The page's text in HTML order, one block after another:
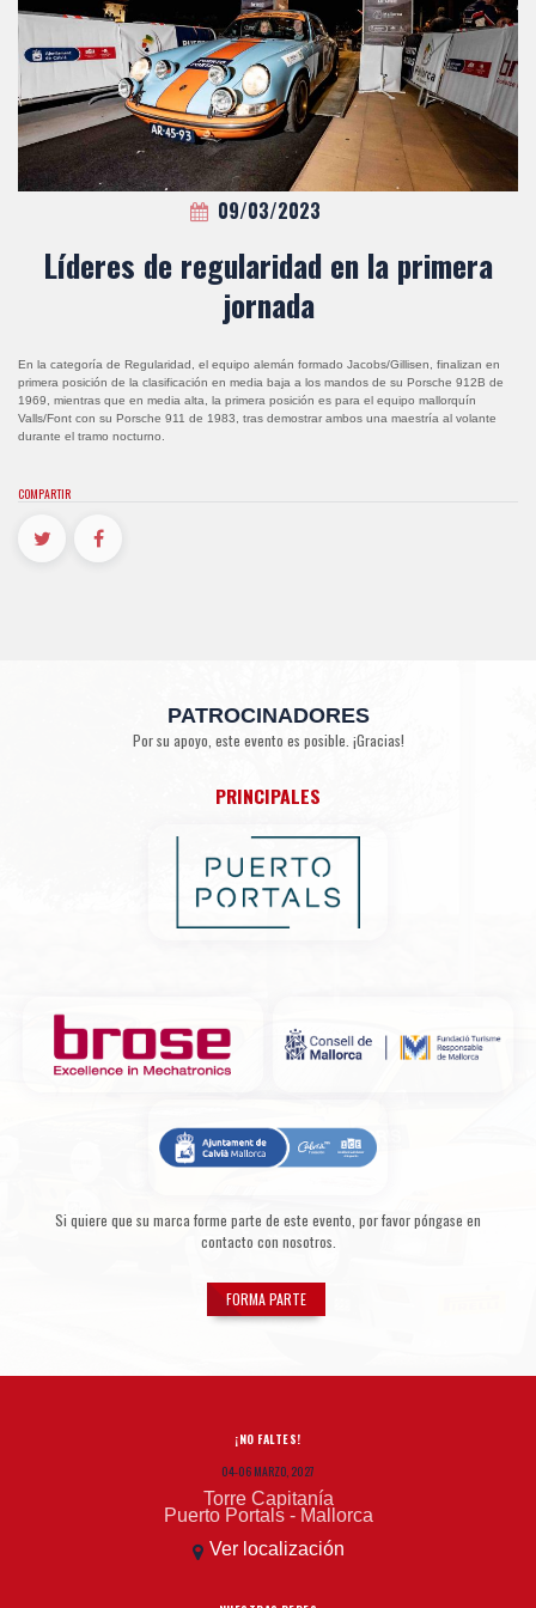
09/03/2023
Líderes de regularidad en la primera
jornada
En la categoría de Regularidad, el equipo alemán formado Jacobs/Gillisen, finalizan en
primera posición de la clasificación en media baja a los mandos de su Porsche 912B de
1969, mientras que en media alta, la primera posición es para el equipo mallorquín
Valls/Font con su Porsche 911 de 1983, tras demostrar ambos una maestría al volante
durante el tramo nocturno.
COMPARTIR
PATROCINADORES
Por su apoyo, este evento es posible. ¡Gracias!
PRINCIPALES
Si quiere que su marca forme parte de este evento, por favor póngase en
contacto con nosotros.
FORMA PARTE
¡NO FALTES!
04-06 MARZO, 2027
Torre Capitanía
Puerto Portals - Mallorca
Ver localización